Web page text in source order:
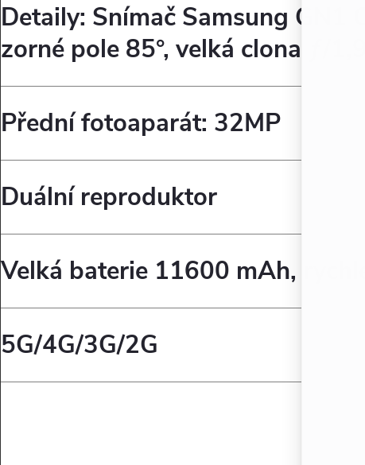
Detaily: Snímač Samsung GN1
zorné pole 85°, velká clona ƒ/1,95
Přední fotoaparát: 32MP
Duální reproduktor
Velká baterie 11600 mAh,
5G/4G/3G/2G